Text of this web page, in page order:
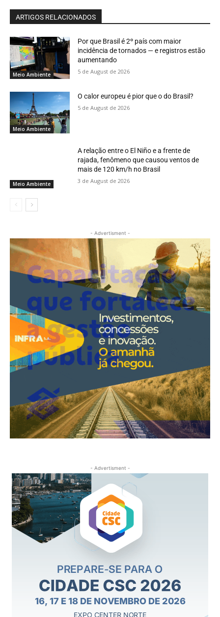
ARTIGOS RELACIONADOS
Meio Ambiente
Por que Brasil é 2º país com maior
incidência de tornados — e registros estão
aumentando
5 de August de 2026
Meio Ambiente
O calor europeu é pior que o do Brasil?
5 de August de 2026
Meio Ambiente
A relação entre o El Niño e a frente de
rajada, fenômeno que causou ventos de
mais de 120 km/h no Brasil
3 de August de 2026
- Advertisment -
- Advertisment -